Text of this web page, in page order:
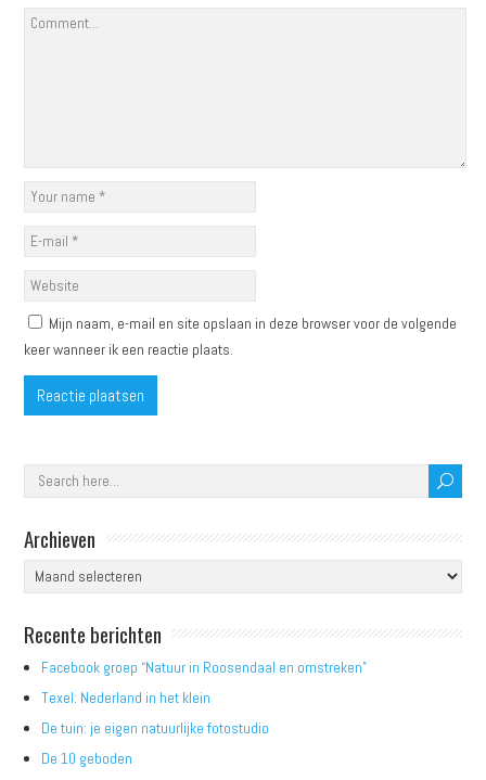
Mijn naam, e-mail en site opslaan in deze browser voor de volgende
keer wanneer ik een reactie plaats.
Archieven
Archieven
Recente berichten
Facebook groep “Natuur in Roosendaal en omstreken”
Texel: Nederland in het klein
De tuin: je eigen natuurlijke fotostudio
De 10 geboden